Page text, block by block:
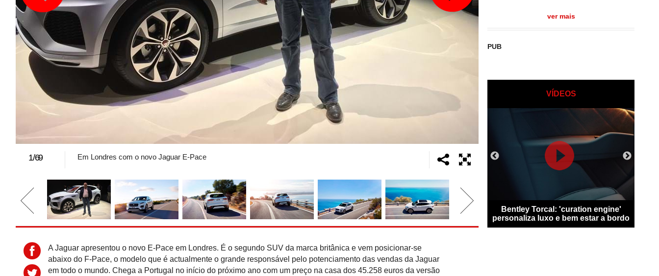
1/69 Em Londres com o novo Jaguar E-Pace
A Jaguar apresentou o novo E-Pace em Londres. É o segundo SUV da marca britânica e vem posicionar-se
abaixo do F-Pace, o modelo que é actualmente o grande responsável pelo potenciamento das vendas da Jaguar
em todo o mundo. Chega a Portugal no início do próximo ano com um preço na casa dos 45.258 euros da versão
ver mais
PUB
VÍDEOS
Recorde do Guiness: Nissan Qashqai
e-Power ''rola'' 2.000 km sem
reabastecer
Bentley Torcal: 'curation engine'
personaliza luxo e bem estar a bordo